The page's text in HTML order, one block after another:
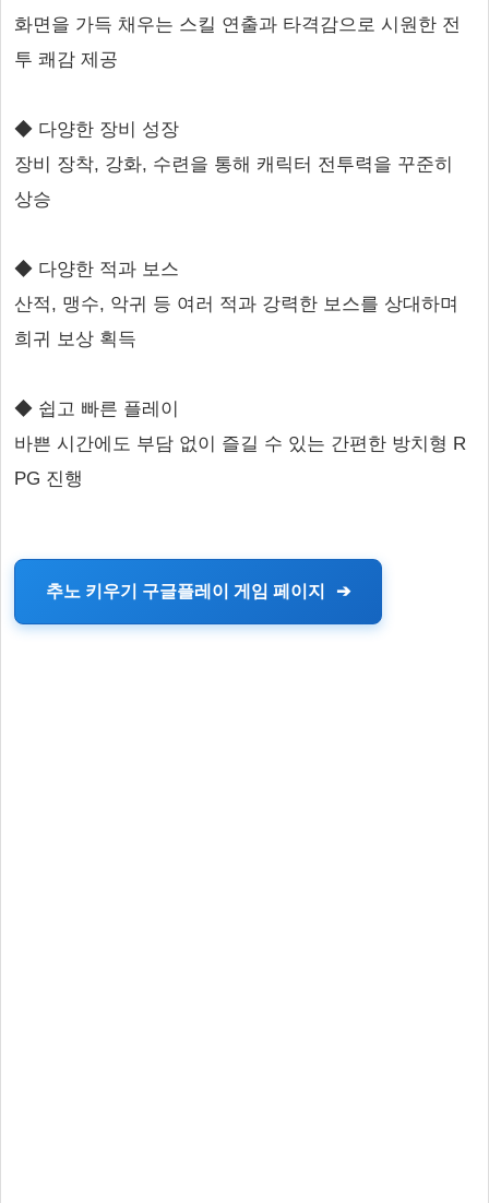
화면을 가득 채우는 스킬 연출과 타격감으로 시원한 전
투 쾌감 제공
◆ 다양한 장비 성장
장비 장착, 강화, 수련을 통해 캐릭터 전투력을 꾸준히
상승
◆ 다양한 적과 보스
산적, 맹수, 악귀 등 여러 적과 강력한 보스를 상대하며
희귀 보상 획득
◆ 쉽고 빠른 플레이
바쁜 시간에도 부담 없이 즐길 수 있는 간편한 방치형 R
PG 진행
추노 키우기 구글플레이 게임 페이지